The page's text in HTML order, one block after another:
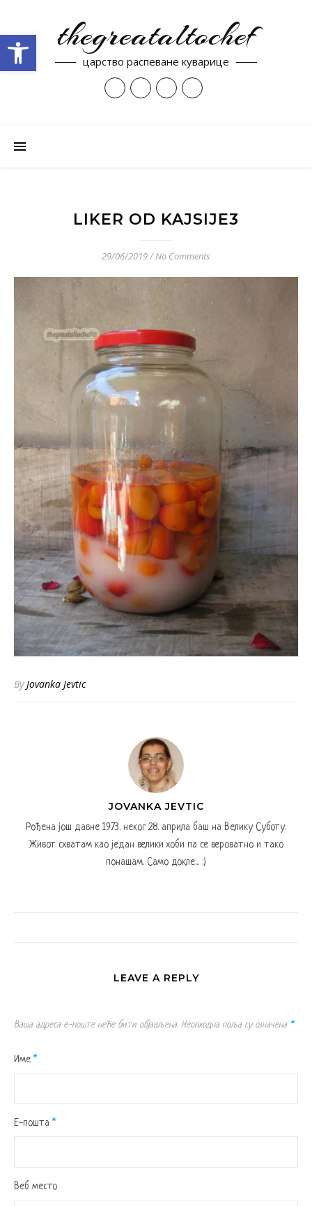
thegreataltochef
царство распеване куварице
LIKER OD KAJSIJE3
29/06/2019/No Comments
By Jovanka Jevtic
JOVANKA JEVTIC
Рођена још давне 1973. неког 28. априла баш на Велику Суботу.
Живот схватам као један велики хоби па се вероватно и тако
понашам. Само докле... :)
LEAVE A REPLY
Ваша адреса е-поште неће бити објављена. Неопходна поља су означена *
Име *
Е-пошта *
Веб место
Open toolbar